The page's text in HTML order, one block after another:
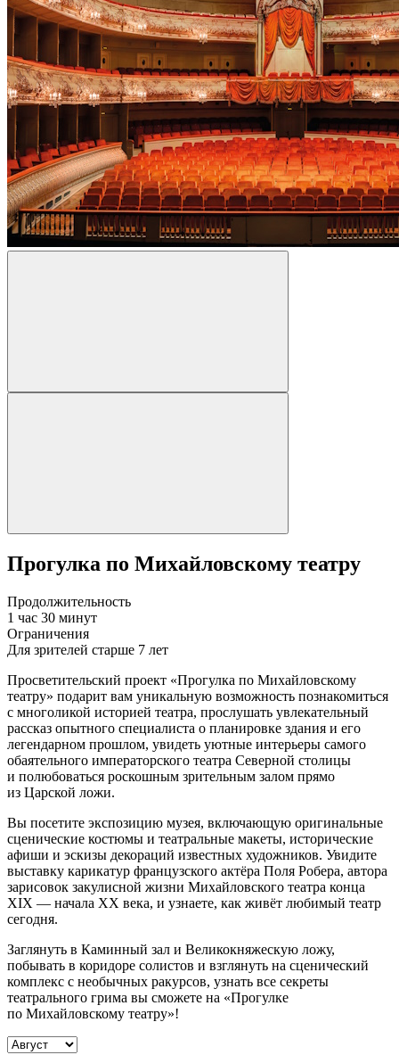
Прогулка по Михайловскому театру
Продолжительность
1 час 30 минут
Ограничения
Для зрителей старше 7 лет
Просветительский проект «Прогулка по Михайловскому
театру» подарит вам уникальную возможность познакомиться
с многоликой историей театра, прослушать увлекательный
рассказ опытного специалиста о планировке здания и его
легендарном прошлом, увидеть уютные интерьеры самого
обаятельного императорского театра Северной столицы
и полюбоваться роскошным зрительным залом прямо
из Царской ложи.
Вы посетите экспозицию музея, включающую оригинальные
сценические костюмы и театральные макеты, исторические
афиши и эскизы декораций известных художников. Увидите
выставку карикатур французского актёра Поля Робера, автора
зарисовок закулисной жизни Михайловского театра конца
XIX — начала XX века, и узнаете, как живёт любимый театр
сегодня.
Заглянуть в Каминный зал и Великокняжескую ложу,
побывать в коридоре солистов и взглянуть на сценический
комплекс с необычных ракурсов, узнать все секреты
театрального грима вы сможете на «Прогулке
по Михайловскому театру»!